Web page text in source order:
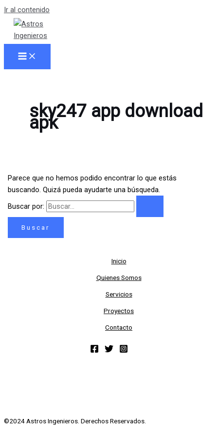
Ir al contenido
sky247 app download
apk
Parece que no hemos podido encontrar lo que estás
buscando. Quizá pueda ayudarte una búsqueda.
Buscar por:
Inicio
Quienes Somos
Servicios
Proyectos
Contacto
©2024 Astros Ingenieros. Derechos Reservados.